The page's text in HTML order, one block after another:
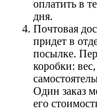
оплатить в
дня.
Почтовая
придет в
посылке.
коробки:
Один заказ
его